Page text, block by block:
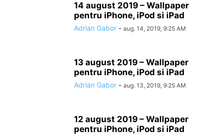
14 august 2019 – Wallpaper
pentru iPhone, iPod si iPad
Adrian Gabor - aug. 14, 2019, 9:25 AM
13 august 2019 – Wallpaper
pentru iPhone, iPod si iPad
Adrian Gabor - aug. 13, 2019, 9:25 AM
12 august 2019 – Wallpaper
pentru iPhone, iPod si iPad